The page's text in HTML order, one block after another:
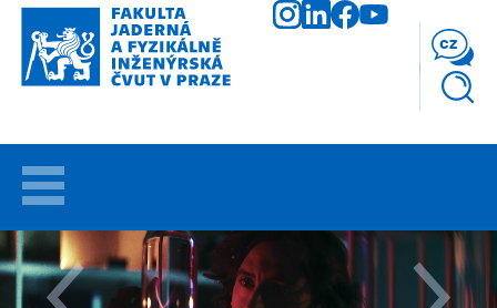
Přejít
hlavnímu
obsahu
VÍTEJTE
UCHAZEČI
cz